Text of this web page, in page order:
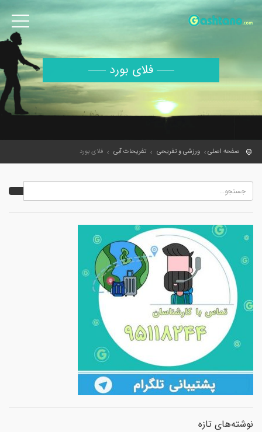
فلای بورد
صفحه اصلی ورزشی و تفریحی تفریحات آبی فلای بورد
نوشته‌های تازه